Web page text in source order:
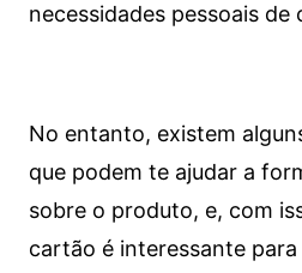
necessidades pessoais de
No entanto, existem
que podem te ajudar a
sobre o produto, e, com
cartão é interessante